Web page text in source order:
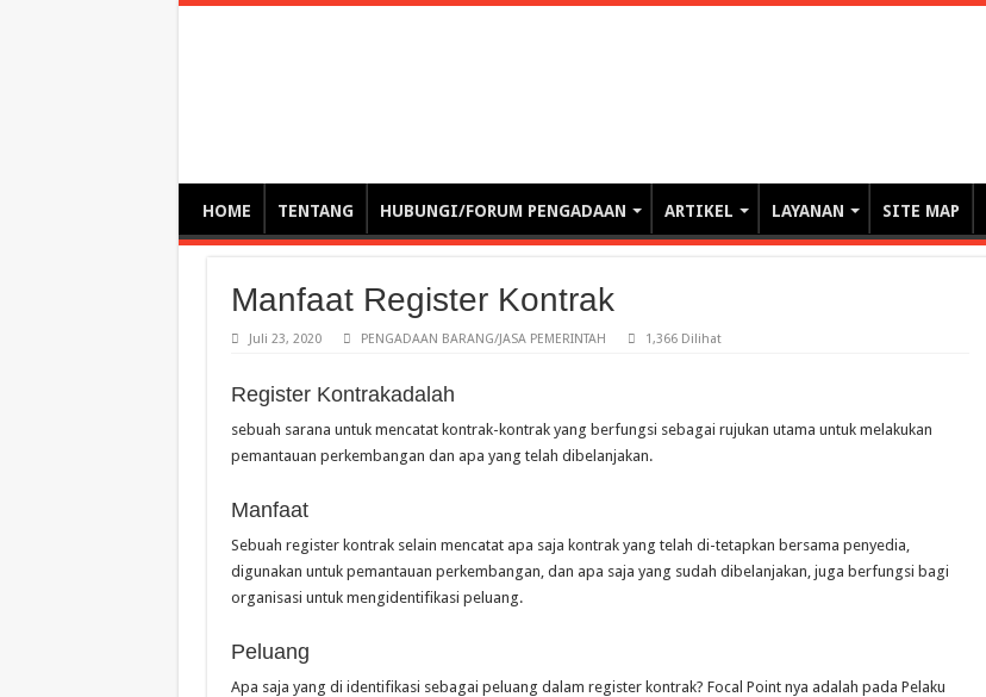
HOME TENTANG HUBUNGI/FORUM PENGADAAN ARTIKEL LAYANAN SITE MAP
Manfaat Register Kontrak
Juli 23, 2020 PENGADAAN BARANG/JASA PEMERINTAH 1,366 Dilihat
Register Kontrakadalah
sebuah sarana untuk mencatat kontrak-kontrak yang berfungsi sebagai rujukan utama untuk melakukan
pemantauan perkembangan dan apa yang telah dibelanjakan.
Manfaat
Sebuah register kontrak selain mencatat apa saja kontrak yang telah di-tetapkan bersama penyedia,
digunakan untuk pemantauan perkembangan, dan apa saja yang sudah dibelanjakan, juga berfungsi bagi
organisasi untuk mengidentifikasi peluang.
Peluang
Apa saja yang di identifikasi sebagai peluang dalam register kontrak? Focal Point nya adalah pada Pelaku